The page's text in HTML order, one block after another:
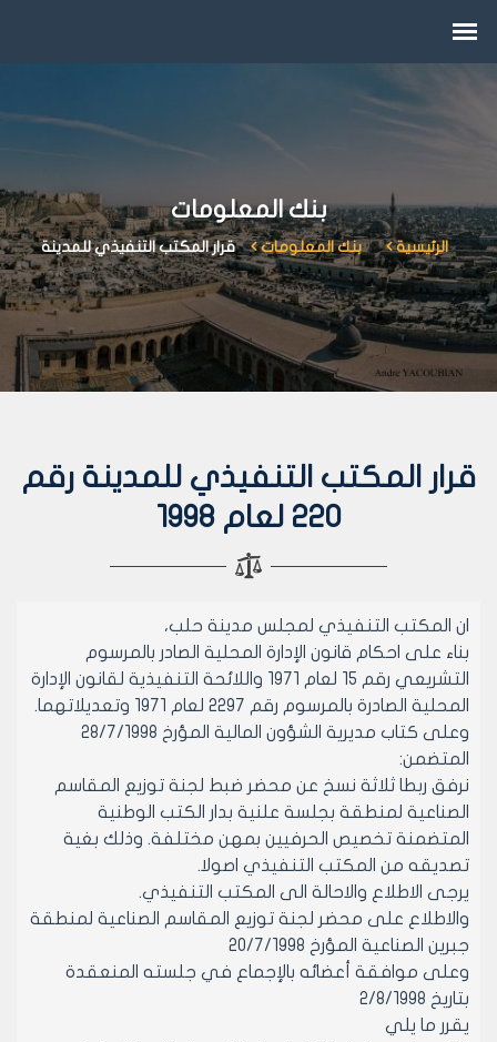
بنك المعلومات
الرئيسية بنك المعلومات قرار المكتب التنفيذي للمدينة
قرار المكتب التنفيذي للمدينة رقم
220 لعام 1998
ان المكتب التنفيذي لمجلس مدينة حلب،
بناء على احكام قانون الإدارة المحلية الصادر بالمرسوم
التشريعي رقم 15 لعام 1971 واللائحة التنفيذية لقانون الإدارة
المحلية الصادرة بالمرسوم رقم 2297 لعام 1971 وتعديلاتهما.
وعلى كتاب مديرية الشؤون المالية المؤرخ 28/7/1998
المتضمن:
نرفق ربطا ثلاثة نسخ عن محضر ضبط لجنة توزيع المقاسم
الصناعية لمنطقة بجلسة علنية بدار الكتب الوطنية
المتضمنة تخصيص الحرفيين بمهن مختلفة. وذلك بغية
تصديقه من المكتب التنفيذي اصولا.
يرجى الاطلاع والاحالة الى المكتب التنفيذي.
والاطلاع على محضر لجنة توزيع المقاسم الصناعية لمنطقة
جبرين الصناعية المؤرخ 20/7/1998
وعلى موافقة أعضائه بالإجماع في جلسته المنعقدة
بتاريخ 2/8/1998
يقرر ما يلي